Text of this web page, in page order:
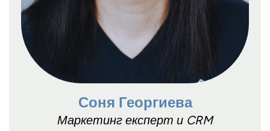
Соня Георгиева
Маркетинг експерт и CRM